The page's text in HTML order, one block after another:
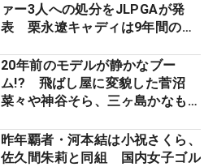
ァー3人への処分をJLPGAが発
表 栗永遼キャディは9年間の立
20年前のモデルが静かなブー
ム!? 飛ばし屋に変貌した菅沼
菜々や神谷そら、三ヶ島かなも使
ロたちの“飛ばしギア”】
昨年覇者・河本結は小祝さくら、
佐久間朱莉と同組 国内女子ゴル